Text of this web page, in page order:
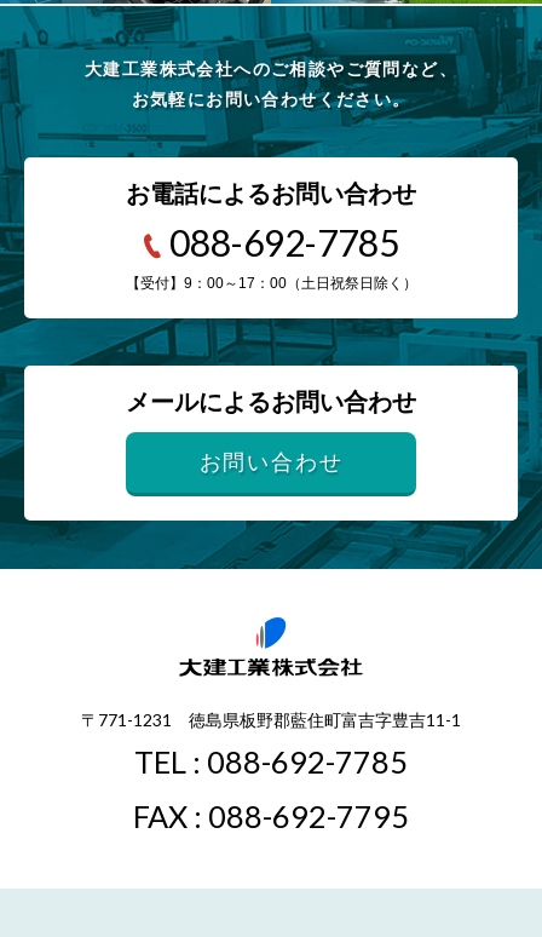
大建工業株式会社へのご相談やご質問など、
お気軽にお問い合わせください。
メールによるお問い合わせ
お問い合わせ
お電話によるお問い合わせ
088-692-7785
【受付】9：00～17：00（土日祝祭日除く）
〒771-1231 徳島県板野郡藍住町富吉字豊吉11-1
TEL : 088-692-7785
FAX : 088-692-7795